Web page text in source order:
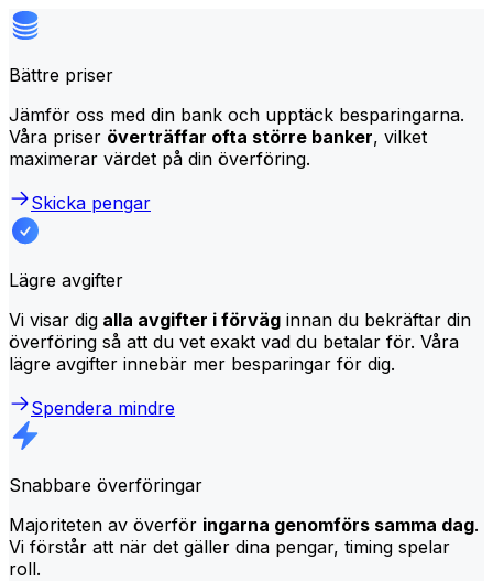
Bättre priser
Jämför oss med din bank och upptäck besparingarna.
Våra priser överträffar ofta större banker, vilket
maximerar värdet på din överföring.
Skicka pengar
Lägre avgifter
Vi visar dig alla avgifter i förväg innan du bekräftar din
överföring så att du vet exakt vad du betalar för. Våra
lägre avgifter innebär mer besparingar för dig.
Spendera mindre
Snabbare överföringar
Majoriteten av överför ingarna genomförs samma dag.
Vi förstår att när det gäller dina pengar, timing spelar
roll.